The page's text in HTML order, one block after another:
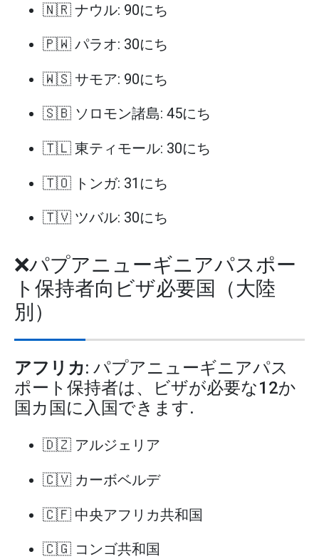
🇳🇷 ナウル: 90にち
🇵🇼 パラオ: 30にち
🇼🇸 サモア: 90にち
🇸🇧 ソロモン諸島: 45にち
🇹🇱 東ティモール: 30にち
🇹🇴 トンガ: 31にち
🇹🇻 ツバル: 30にち
❌パプアニューギニアパスポー
ト保持者向ビザ必要国（大陸
別）
アフリカ: パプアニューギニアパス
ポート保持者は、ビザが必要な12か
国カ国に入国できます.
🇩🇿 アルジェリア
🇨🇻 カーボベルデ
🇨🇫 中央アフリカ共和国
🇨🇬 コンゴ共和国